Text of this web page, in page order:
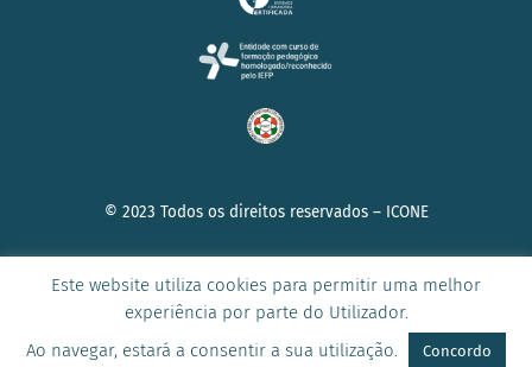
© 2023 Todos os direitos reservados – ICONE
AVISO DE PRIVACIDADE |POLÍTICA DE COOKIES|TERMOS E
CONDIÇÕES
Este website utiliza cookies para permitir uma melhor
experiência por parte do Utilizador.
Ao navegar, estará a consentir a sua utilização.
Concordo